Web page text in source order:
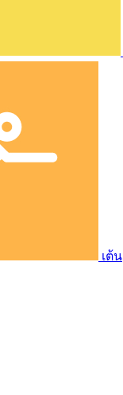
เต้น